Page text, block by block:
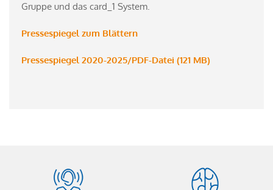
Gruppe und das card_1 System.
Pressespiegel zum Blättern
Pressespiegel 2020-2025/PDF-Datei (121 MB)